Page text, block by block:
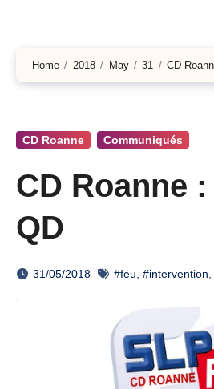
Home 2018 May 31 CD
CD Roanne Communiqués
CD Roanne
QD
31/05/2018 #feu #intervention